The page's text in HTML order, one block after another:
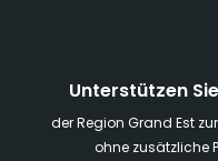
Unterstützen
der Region Grand Est
ohne zusätzliche